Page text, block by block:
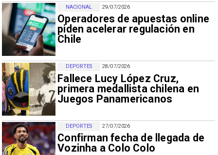
29/07/2026
Operadores de apuestas online
piden acelerar regulación en
Chile
NACIONAL
28/07/2026
Fallece Lucy López Cruz,
primera medallista chilena en
Juegos Panamericanos
DEPORTES
27/07/2026
Confirman fecha de llegada de
Vozinha a Colo Colo
DEPORTES